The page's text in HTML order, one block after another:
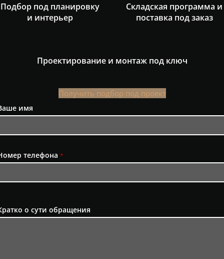
Подбор под планировку
и интерьер
Складская программа и
поставка под заказ
Проектирование и монтаж под ключ
Получить подбор под проект
имя
телефона *
о сути обращения